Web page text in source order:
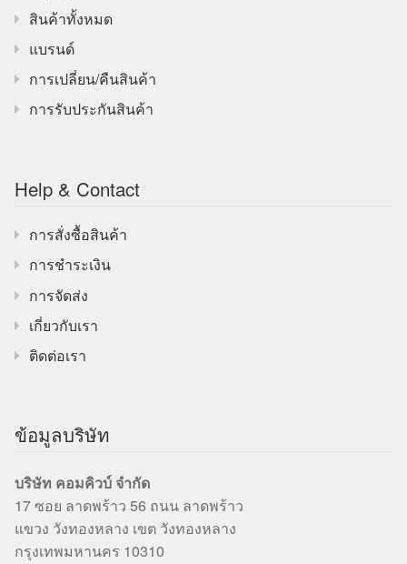
สินค้าทั้งหมด
แบรนด์
การเปลี่ยน/คืนสินค้า
การรับประกันสินค้า
Help & Contact
การสั่งซื้อสินค้า
การชำระเงิน
การจัดส่ง
เกี่ยวกับเรา
ติดต่อเรา
ข้อมูลบริษัท
บริษัท คอมคิวบ์ จำกัด
17 ซอย ลาดพร้าว 56 ถนน ลาดพร้าว
แขวง วังทองหลาง เขต วังทองหลาง
กรุงเทพมหานคร 10310